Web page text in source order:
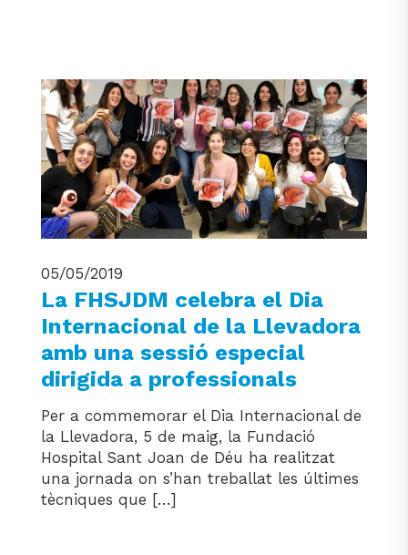
05/05/2019
La FHSJDM celebra el Dia
Internacional de la Llevadora
amb una sessió especial
dirigida a professionals
Per a commemorar el Dia Internacional de
la Llevadora, 5 de maig, la Fundació
Hospital Sant Joan de Déu ha realitzat
una jornada on s’han treballat les últimes
tècniques que […]